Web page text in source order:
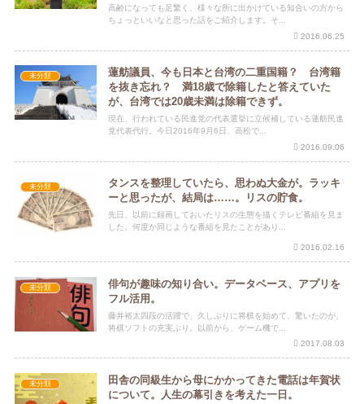
高齢になっても足繁く、様々な所に出かけている知合いの方から
ちょっといいなと思った話をご紹介します。そ...
2016.06.25
未分類
蓮舫議員、今も日本と台湾の二重国籍？ 台湾籍
を抜き忘れ？ 満18歳で除籍したと答えていた
が、台湾では20歳未満は除籍できず。
現在、行われている民進党の代表選挙に立候補している蓮舫民進
党代表代行。今日2016年9月6日、高松で...
2016.09.06
未分類
タンスを整理していたら、思わぬ大金が。ラッキ
ーと思ったが、結局は……。リスの貯食。
先日、以前に録画しておいたリスの生態を描くテレビ番組を見ま
した。何度か同じような番組を見たことがあり...
2016.02.16
未分類
俳句が趣味の知り合い。データベース、アプリを
フル活用。
藤井裕太四段の活躍で、久しぶりに将棋を始めて、驚いたのが、
将棋ソフトの充実ぶり。以前から、ゲーム機で...
2017.08.03
未分類
田舎の同級生から母にかかってきた電話は年賀状
について。人生の幕引きを考えた一日。